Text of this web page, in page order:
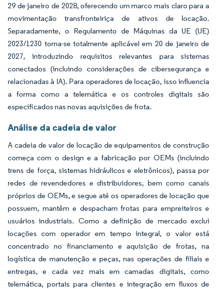
29 de janeiro de 2028, oferecendo um marco mais claro para a
movimentação transfronteiriça de ativos de locação.
Separadamente, o Regulamento de Máquinas da UE (UE)
2023/1230 torna-se totalmente aplicável em 20 de janeiro de
2027, introduzindo requisitos relevantes para sistemas
conectados (incluindo considerações de cibersegurança e
relacionadas à IA). Para operadores de locação, isso influencia
a forma como a telemática e os controles digitais são
especificados nas novas aquisições de frota.
Análise da cadeia de valor
A cadeia de valor de locação de equipamentos de construção
começa com o design e a fabricação por OEMs (incluindo
trens de força, sistemas hidráulicos e eletrônicos), passa por
redes de revendedores e distribuidores, bem como canais
próprios de OEMs, e segue até os operadores de locação que
possuem, mantêm e despacham frotas para empreiteiros e
usuários industriais. Como a definição de mercado exclui
locações com operador em tempo integral, o valor está
concentrado no financiamento e aquisição de frotas, na
logística de manutenção e peças, nas operações de filiais e
entregas, e cada vez mais em camadas digitais, como
telemática, portais para clientes e integração em fluxos de